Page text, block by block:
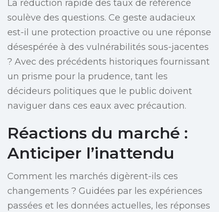
La réduction rapide des taux de référence
soulève des questions. Ce geste audacieux
est-il une protection proactive ou une réponse
désespérée à des vulnérabilités sous-jacentes
? Avec des précédents historiques fournissant
un prisme pour la prudence, tant les
décideurs politiques que le public doivent
naviguer dans ces eaux avec précaution.
Réactions du marché :
Anticiper l’inattendu
Comment les marchés digèrent-ils ces
changements ? Guidées par les expériences
passées et les données actuelles, les réponses